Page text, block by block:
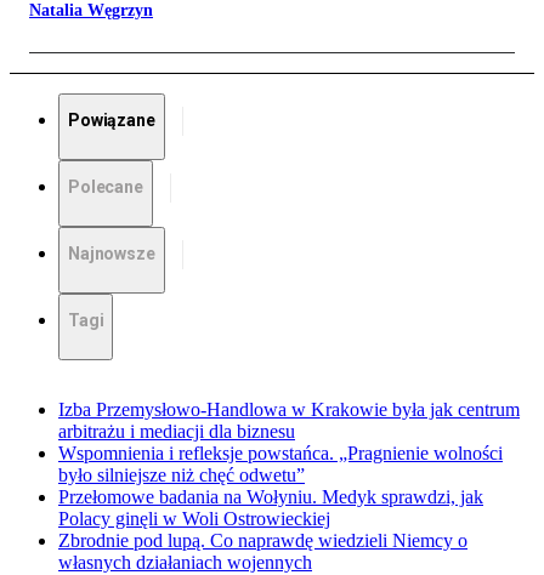
Natalia Węgrzyn
Powiązane
Polecane
Najnowsze
Tagi
Izba Przemysłowo-Handlowa w Krakowie była jak centrum
arbitrażu i mediacji dla biznesu
Wspomnienia i refleksje powstańca. „Pragnienie wolności
było silniejsze niż chęć odwetu”
Przełomowe badania na Wołyniu. Medyk sprawdzi, jak
Polacy ginęli w Woli Ostrowieckiej
Zbrodnie pod lupą. Co naprawdę wiedzieli Niemcy o
własnych działaniach wojennych